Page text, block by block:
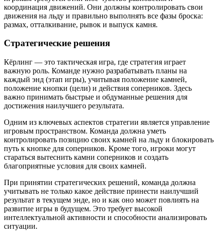
координация движений. Они должны контролировать свои
движения на льду и правильно выполнять все фазы броска:
размах, отталкивание, рывок и выпуск камня.
Стратегические решения
Кёрлинг — это тактическая игра, где стратегия играет
важную роль. Команде нужно разрабатывать планы на
каждый энд (этап игры), учитывая положение камней,
положение кнопки (цели) и действия соперников. Здесь
важно принимать быстрые и обдуманные решения для
достижения наилучшего результата.
Одним из ключевых аспектов стратегии является управление
игровым пространством. Команда должна уметь
контролировать позицию своих камней на льду и блокировать
путь к кнопке для соперников. Кроме того, игроки могут
стараться вытеснить камни соперников и создать
благоприятные условия для своих камней.
При принятии стратегических решений, команда должна
учитывать не только какое действие принести наилучший
результат в текущем энде, но и как оно может повлиять на
развитие игры в будущем. Это требует высокой
интеллектуальной активности и способности анализировать
ситуации.